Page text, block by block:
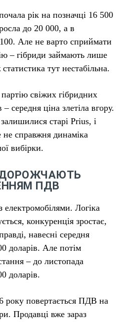
рік на позначці 16 500
до 20 000, а в
Але не варто сприймати
– гібриди займають лише
тут нестабільна.
свіжих гібридних
середня ціна злетіла вгору.
старі Prius, і
справжня динаміка
вибірки.
ДОРОЖЧАЮТЬ
ПДВ
електромобілями. Логіка
конкуренція зростає,
навесні середня
доларів. Але потім
– до листопада
доларів.
року повертається ПДВ на
Продавці вже зараз